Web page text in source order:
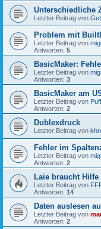
Unterschiedliche
Letzter Beitrag von Get
Problem mit
Letzter Beitrag von
Antworten: 5
BasicMaker:
Letzter Beitrag von
Antworten: 3
BasicMaker am
Letzter Beitrag von
Antworten: 2
Dublexdruck
Letzter Beitrag von
Fehler im
Letzter Beitrag von
Antworten: 2
Laie braucht Hilfe
Letzter Beitrag von
Antworten: 14
Daten auslesen
Letzter Beitrag von
Antworten: 2